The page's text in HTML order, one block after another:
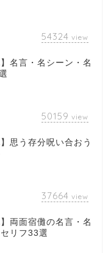
54324 view
】名言・名シーン・名
50159 view
】思う存分呪い合おう
37664 view
】両面宿儺の名言・名
リフ33選